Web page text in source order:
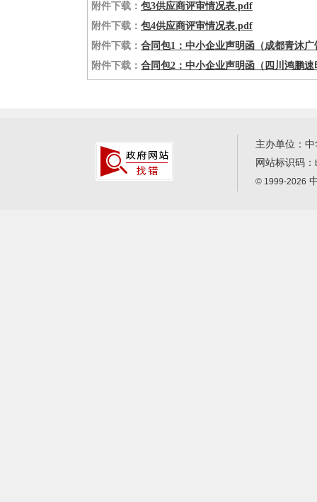
附件下载： 包3供应商评审情况表.pdf
附件下载： 包4供应商评审情况表.pdf
附件下载： 合同包1：中小企业声明函（成都青沐
附件下载： 合同包2：中小企业声明函（四川鸿鹏
主办单位：
网站标识码：
© 1999-2026